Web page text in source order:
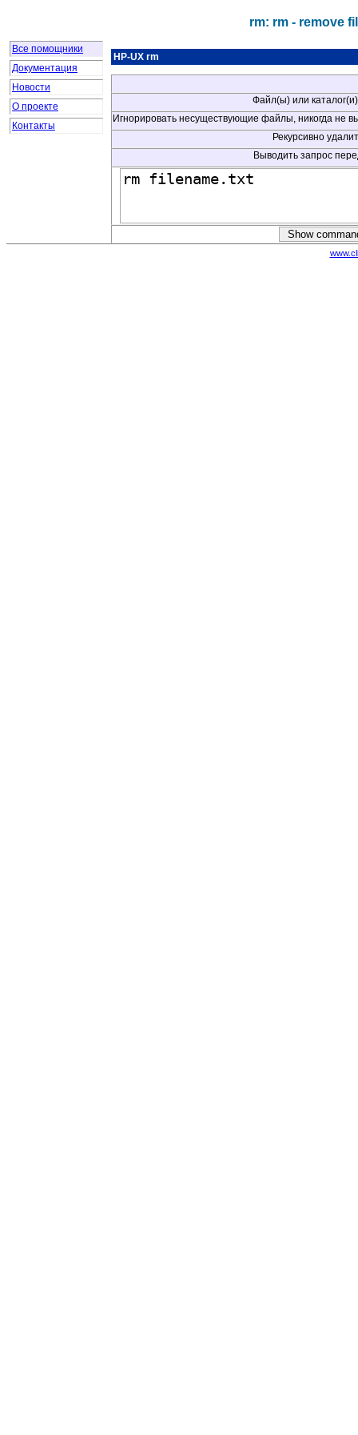
rm: rm - remove
Все помощники
Документация
Новости
О проекте
Контакты
HP-UX rm
Файл(ы) или
Игнорировать несуществующие файлы, никогда не
Рекурсивно
Выводить запрос